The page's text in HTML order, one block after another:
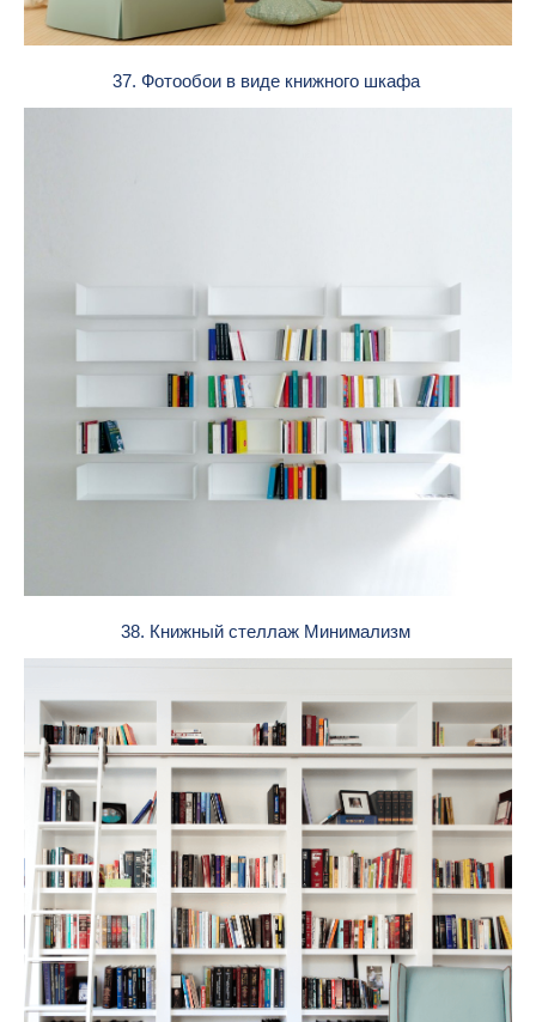
37. Фотообои в виде книжного шкафа
38. Книжный стеллаж Минимализм